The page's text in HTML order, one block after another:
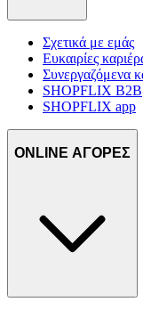
Σχετικά με εμάς
Ευκαιρίες
Συνεργαζόμενα
SHOPFLIX B2B
SHOPFLIX app
ONLINE ΑΓΟΡΕΣ